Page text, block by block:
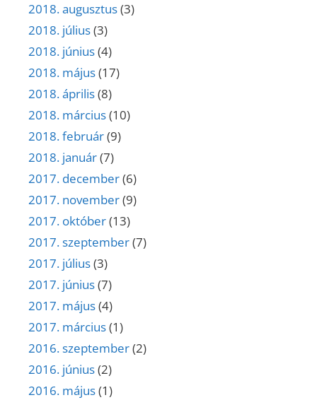
2018. augusztus(3)
2018. július(3)
2018. június(4)
2018. május(17)
2018. április(8)
2018. március(10)
2018. február(9)
2018. január(7)
2017. december(6)
2017. november(9)
2017. október(13)
2017. szeptember(7)
2017. július(3)
2017. június(7)
2017. május(4)
2017. március(1)
2016. szeptember(2)
2016. június(2)
2016. május(1)